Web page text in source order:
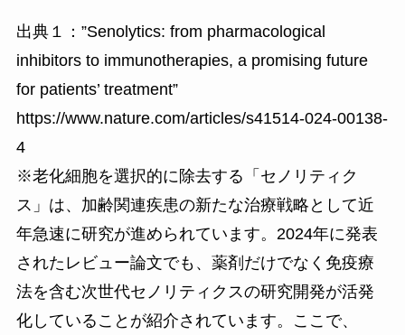
出典１：”Senolytics: from pharmacological
inhibitors to immunotherapies, a promising future
for patients’ treatment”
https://www.nature.com/articles/s41514-024-00138-
4
※老化細胞を選択的に除去する「セノリティク
ス」は、加齢関連疾患の新たな治療戦略として近
年急速に研究が進められています。2024年に発表
されたレビュー論文でも、薬剤だけでなく免疫療
法を含む次世代セノリティクスの研究開発が活発
化していることが紹介されています。ここで、